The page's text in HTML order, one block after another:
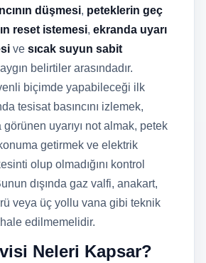
düşmesi, peteklerin geç
reset istemesi, ekranda uyarı
ve sıcak suyun sabit
belirtiler arasındadır.
biçimde yapabileceği ilk
tesisat basıncını izlemek,
uyarıyı not almak, petek
getirmek ve elektrik
olup olmadığını kontrol
dışında gaz valfi, anakart,
veya üç yollu vana gibi teknik
edilmemelidir.
Neleri Kapsar?